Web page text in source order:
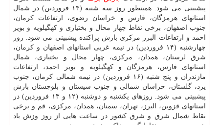
پیشبینی می شود. همینطور روز سه شنبه (۱۴ فروردین) در شمال
استانهای هرمزگان، فارس و خراسان رضوی، ارتفاعات کرمان،
جنوب اصفهان، برخی نقاط چهار محال و بختیاری و کهگیلویه و بویر
احمد و ارتفاعات البرز مرکزی بارش پراکنده پیشبینی می شود. روز
چهارشنبه (۱۴ فروردین) در نیمه غربی استانهای اصفهان و کرمان،
شرق لرستان، همدان، مرکزی، چهار محال و بختیاری، شمال
استانهای فارس، هرمزگان و کهگیلویه و بویر احمد، ارتفاعات
مازندران و پنج شنبه (۱۶ فروردین) در نیمه شمالی کرمان، جنوب
یزد، گلستان، خراسان شمالی و جنوب سیستان و بلوچستان بارش
پیشبینی می شود. روزهای یکشنبه و دوشنبه (۱۲ و ۱۳ فروردین) در
استانهای قزوین، البرز، تهران، سمنان، همدان، مرکزی، قم و برخی
نقاط شمال شرق و شرق کشور در ساعت هایی از روز وزش باد